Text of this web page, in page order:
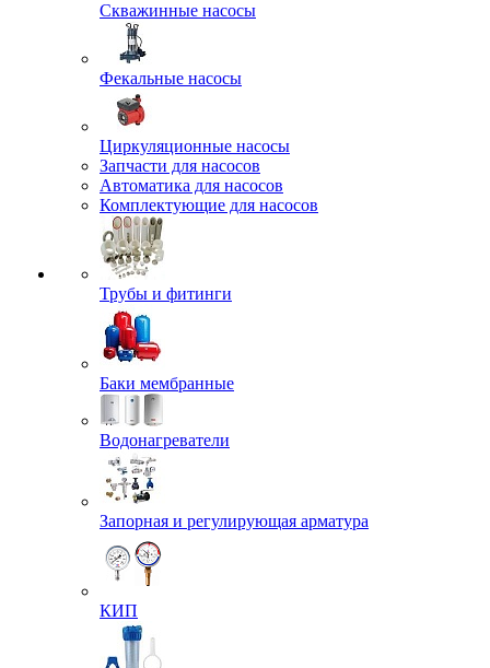
Скважинные насосы
Фекальные насосы
Циркуляционные насосы
Запчасти для насосов
Автоматика для насосов
Комплектующие для насосов
Трубы и фитинги
Баки мембранные
Водонагреватели
Запорная и регулирующая арматура
КИП